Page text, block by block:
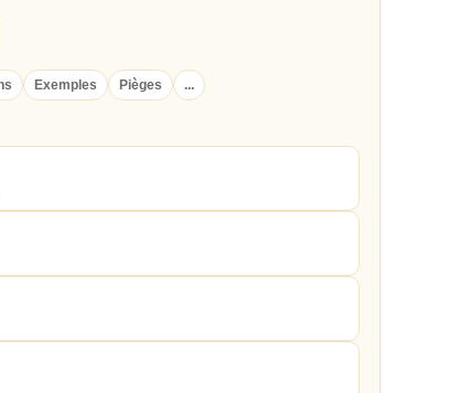
Exemples Pièges ...